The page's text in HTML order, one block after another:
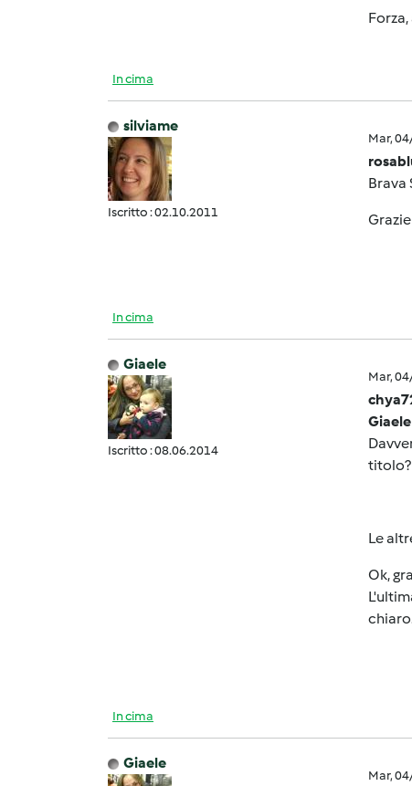
In cima
silviame
Iscritto : 02.10.2011
Mar,
Brava
In cima
Giaele
Iscritto : 08.06.2014
Mar,
titolo?
Le
Ok,
In cima
Giaele
Mar,